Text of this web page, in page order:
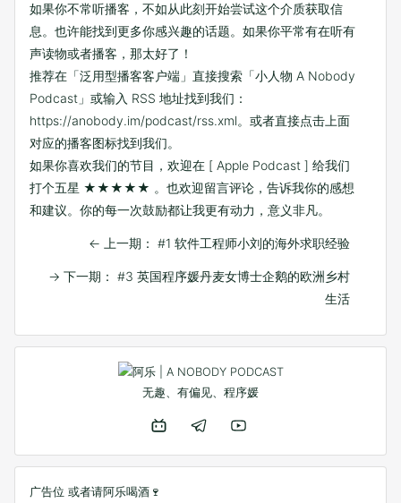
如果你不常听播客，不如从此刻开始尝试这个介质获取信
息。也许能找到更多你感兴趣的话题。如果你平常有在听有
声读物或者播客，那太好了！
推荐在「泛用型播客客户端」直接搜索「小人物 A Nobody
Podcast」或输入 RSS 地址找到我们：
https://anobody.im/podcast/rss.xml。或者直接点击上面
对应的播客图标找到我们。
如果你喜欢我们的节目，欢迎在 [ Apple Podcast ] 给我们
打个五星 ★★★★★ 。也欢迎留言评论，告诉我你的感想
和建议。你的每一次鼓励都让我更有动力，意义非凡。
← 上一期： #1 软件工程师小刘的海外求职经验
→ 下一期： #3 英国程序媛丹麦女博士企鹅的欧洲乡村
生活
无趣、有偏见、程序媛
广告位 或者请阿乐喝酒🍷